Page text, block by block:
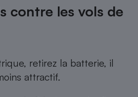
contre les vols de
, retirez la batterie, il
attractif.